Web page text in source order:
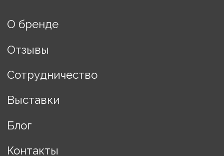
ИП Винькова Евгения
Борисовна
ИНН: 770503457608